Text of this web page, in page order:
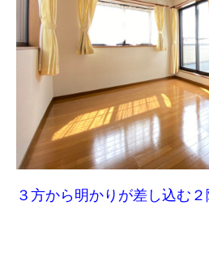
３方から明かりが差し込む